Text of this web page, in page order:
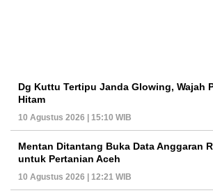
Dg Kuttu Tertipu Janda Glowing, Wajah
Hitam
10 Agustus 2026 | 15:10 WIB
Mentan Ditantang Buka Data Anggaran
untuk Pertanian Aceh
10 Agustus 2026 | 12:21 WIB